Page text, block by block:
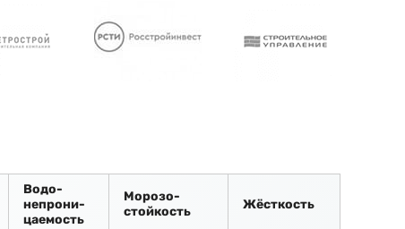
Водо-
непрони-
цаемость
Морозо-
стойкость
Жёсткость